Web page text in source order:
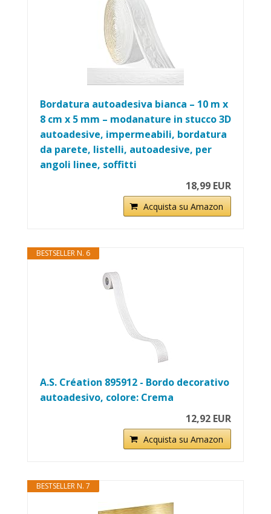
Bordatura autoadesiva bianca – 10 m x
8 cm x 5 mm – modanature in stucco 3D
autoadesive, impermeabili, bordatura
da parete, listelli, autoadesive, per
angoli linee, soffitti
18,99 EUR
Acquista su Amazon
BESTSELLER N. 6
A.S. Création 895912 - Bordo decorativo
autoadesivo, colore: Crema
12,92 EUR
Acquista su Amazon
BESTSELLER N. 7